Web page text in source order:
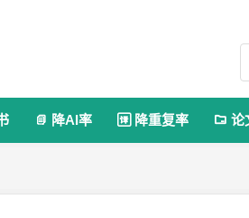
 降AI率  降重复率  论